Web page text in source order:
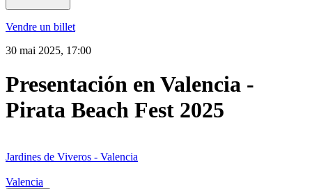
Vendre un billet
30 mai 2025, 17:00
Presentación en Valencia -
Pirata Beach Fest 2025
Jardines de Viveros - Valencia
Valencia